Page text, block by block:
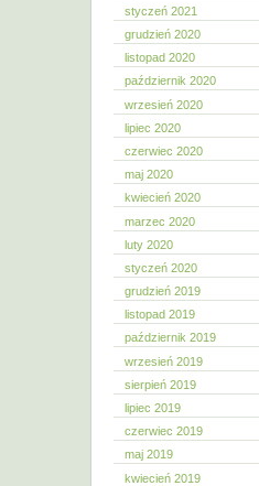
styczeń 2021
grudzień 2020
listopad 2020
październik 2020
wrzesień 2020
lipiec 2020
czerwiec 2020
maj 2020
kwiecień 2020
marzec 2020
luty 2020
styczeń 2020
grudzień 2019
listopad 2019
październik 2019
wrzesień 2019
sierpień 2019
lipiec 2019
czerwiec 2019
maj 2019
kwiecień 2019